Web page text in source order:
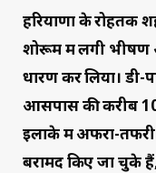
हरियाणा के रोहतक
शोरूम में लगी
धारण कर लिया। डी-
आसपास की करीब
इलाके में अफरा-
बरामद किए जा चुके